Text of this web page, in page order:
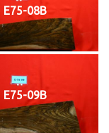
E75-08B
E75-09B